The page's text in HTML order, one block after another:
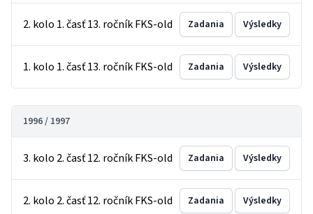
2. kolo 1. časť 13. ročník FKS-old Zadania Výsledky
1. kolo 1. časť 13. ročník FKS-old Zadania Výsledky
1996 / 1997
3. kolo 2. časť 12. ročník FKS-old Zadania Výsledky
2. kolo 2. časť 12. ročník FKS-old Zadania Výsledky